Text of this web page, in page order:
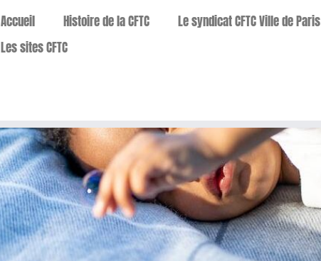
Accueil Histoire de la CFTC Le syndicat CFTC Ville de Paris
Les sites CFTC